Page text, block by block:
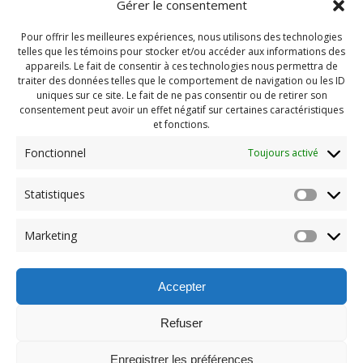
Gérer le consentement
Pour offrir les meilleures expériences, nous utilisons des technologies
telles que les témoins pour stocker et/ou accéder aux informations des
appareils. Le fait de consentir à ces technologies nous permettra de
traiter des données telles que le comportement de navigation ou les ID
uniques sur ce site. Le fait de ne pas consentir ou de retirer son
consentement peut avoir un effet négatif sur certaines caractéristiques
et fonctions.
Fonctionnel Toujours activé
Statistiques
Marketing
Accepter
Refuser
Enregistrer les préférences
Navigation
de
l'article
Previous:
post: